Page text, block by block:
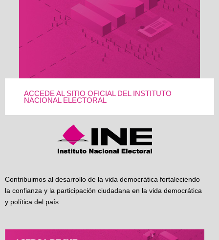
ACCEDE AL SITIO OFICIAL DEL INSTITUTO
NACIONAL ELECTORAL
Contribuimos al desarrollo de la vida democrática fortaleciendo
la confianza y la participación ciudadana en la vida democrática
y política del país.